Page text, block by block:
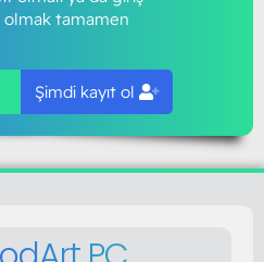
olmak tamamen
Şimdi kayıt ol